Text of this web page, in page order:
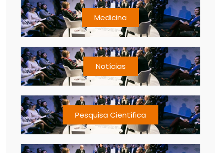
Medicina
Notícias
Pesquisa Científica